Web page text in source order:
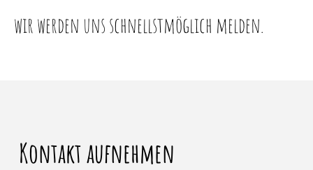
wir werden uns schnellstmöglich melden.
Kontakt aufnehmen